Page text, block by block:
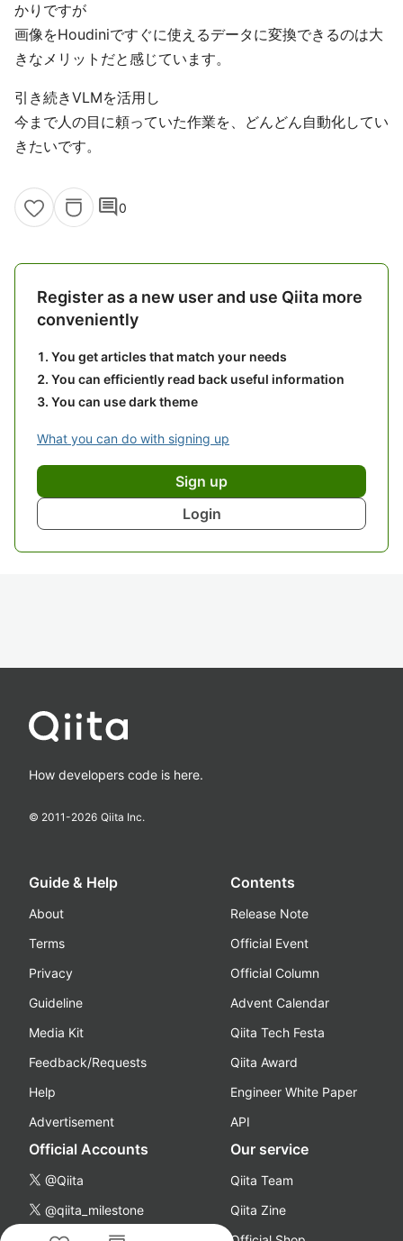
かりですが
画像をHoudiniですぐに使えるデータに変換できるのは大
きなメリットだと感じています。
引き続きVLMを活用し
今まで人の目に頼っていた作業を、どんどん自動化してい
きたいです。
comment0
Register as a new user and use Qiita more
conveniently
You get articles that match your needs
You can efficiently read back useful information
You can use dark theme
What you can do with signing up
Sign up
Login
How developers code is here.
© 2011-2026 Qiita Inc.
Guide & Help
About
Terms
Privacy
Guideline
Media Kit
Feedback/Requests
Help
Advertisement
Contents
Release Note
Official Event
Official Column
Advent Calendar
Qiita Tech Festa
Qiita Award
Engineer White Paper
API
Official Accounts
@Qiita
@qiita_milestone
Our service
Qiita Team
Qiita Zine